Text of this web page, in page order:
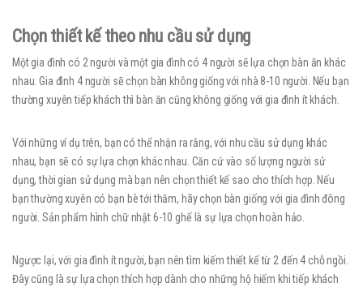
Chọn thiết kế theo nhu cầu sử dụng
Một gia đình có 2 người và một gia đình có 4 người sẽ lựa chọn bàn ăn khác
nhau. Gia đình 4 người sẽ chọn bàn không giống với nhà 8-10 người. Nếu bạn
thường xuyên tiếp khách thì bàn ăn cũng không giống với gia đình ít khách.
Với những ví dụ trên, bạn có thể nhận ra rằng, với nhu cầu sử dụng khác
nhau, bạn sẽ có sự lựa chọn khác nhau. Căn cứ vào số lượng người sử
dụng, thời gian sử dụng mà bạn nên chọn thiết kế sao cho thích hợp. Nếu
bạn thường xuyên có bạn bè tới thăm, hãy chọn bàn giống với gia đình đông
người. Sản phẩm hình chữ nhật 6-10 ghế là sự lựa chọn hoàn hảo.
Ngược lại, với gia đình ít người, bạn nên tìm kiếm thiết kế từ 2 đến 4 chỗ ngồi.
Đây cũng là sự lựa chọn thích hợp dành cho những hộ hiếm khi tiếp khách